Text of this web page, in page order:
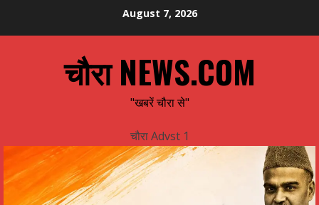
August 7, 2026
चौरा NEWS.COM
"खबरें चौरा से"
चौरा Advst 1